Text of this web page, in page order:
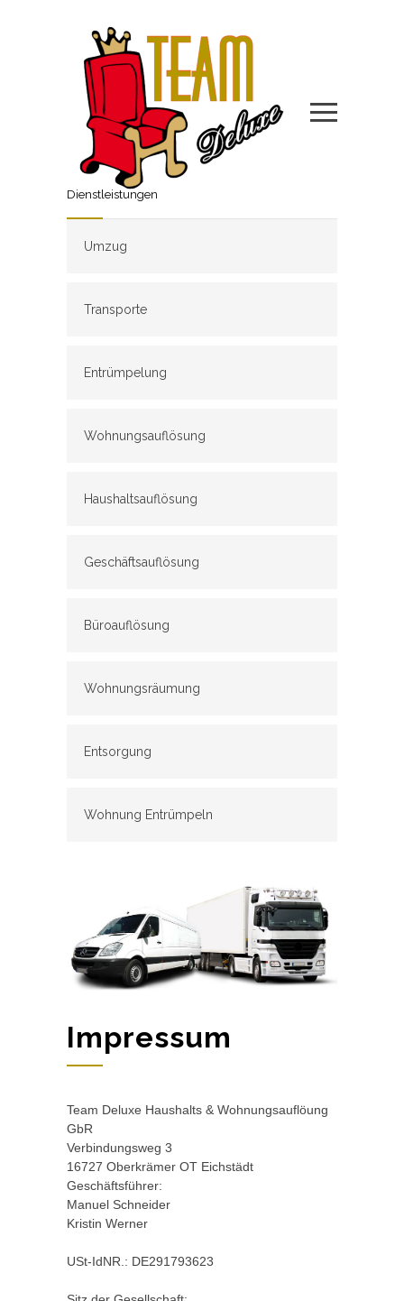
Dienstleistungen
Umzug
Transporte
Entrümpelung
Wohnungsauflösung
Haushaltsauflösung
Geschäftsauflösung
Büroauflösung
Wohnungsräumung
Entsorgung
Wohnung Entrümpeln
Impressum
Team Deluxe Haushalts & Wohnungsauflöung
GbR
Verbindungsweg 3
16727 Oberkrämer OT Eichstädt
Geschäftsführer:
Manuel Schneider
Kristin Werner
USt-IdNR.: DE291793623